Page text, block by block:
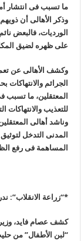
ما تسبب فى انتشار
وذكر الأهالى أن
الورديات، فالبعض
على ظهره لضيق
وكشف الأهالى عن
الجرائم
المعتقلين، ما
للتعذيب والانتهاكات
وناشد أهالى
المدنى التدخل
المساهمة فى رفع
*
“زراعة الانقلاب”:
كشف عصام فايد، وزير
“لبن الأطفال” من